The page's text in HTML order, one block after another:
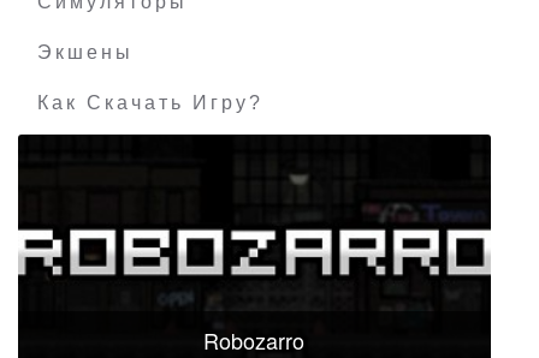
Экшены
Как Скачать Игру?
Robozarro